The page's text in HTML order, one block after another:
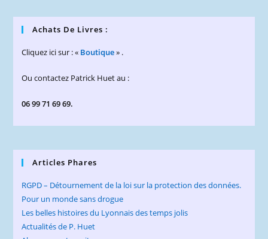
Achats De Livres :
Cliquez ici sur : « Boutique» .
Ou contactez Patrick Huet au :
06 99 71 69 69.
Articles Phares
RGPD – Détournement de la loi sur la protection des données.
Pour un monde sans drogue
Les belles histoires du Lyonnais des temps jolis
Actualités de P. Huet